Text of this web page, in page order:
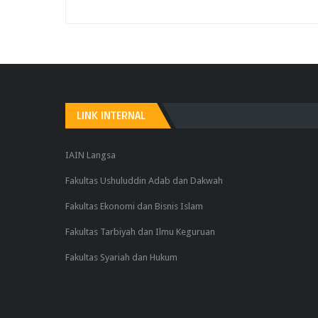
LINK INTERNAL
IAIN Langsa
Fakultas Ushuluddin Adab dan Dakwah
Fakultas Ekonomi dan Bisnis Islam
Fakultas Tarbiyah dan Ilmu Keguruan
Fakultas Syariah dan Hukum